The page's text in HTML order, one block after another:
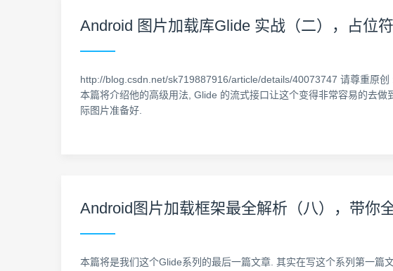
Android 图片加载库Glide 实战（二），占位
http://blog.csdn.net/sk719887916/article/details/40073747 请尊重原
本篇将介绍他的高级用法, Glide 的流式接口让这个变得非常容易的去
际图片准备好.
Android图片加载框架最全解析（八），带你
本篇将是我们这个Glide系列的最后一篇文章. 其实在写这个系列第一